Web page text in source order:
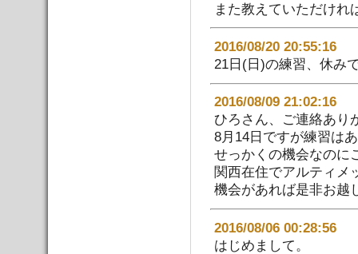
また教えていただけれ
2016/08/20
21日(日)の練習、休み
2016/08/09
ひろさん、ご連絡あり
8月14日ですが練習は
せっかくの機会なのに
関西在住でアルティメ
機会があれば是非お越
2016/08/06
はじめまして。